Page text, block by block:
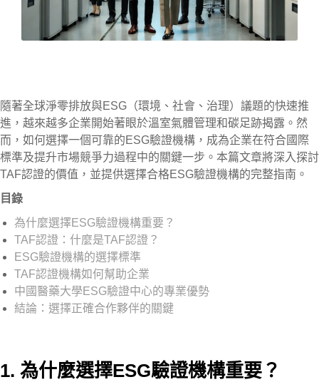
隨著全球淨零排放與ESG（環境、社會、治理）議題的快速推
進，越來越多企業開始著眼於溫室氣體管理和碳足跡揭露。然
而，如何選擇一個可靠的ESG驗證機構，成為企業在符合國際
標準及提升市場競爭力過程中的關鍵一步。本篇文章將深入探討
TAF認證的價值，並提供選擇合格ESG驗證機構的完整指南。
目錄
為什麼選擇ESG驗證機構重要？
TAF認證：什麼是TAF認證？
ESG驗證機構的選擇標準
TAF認證機構如何幫助企業
中國醫藥大學ESG驗證中心的專業優勢
結論：選擇正確合作夥伴的關鍵
1. 為什麼選擇ESG驗證機構重要？